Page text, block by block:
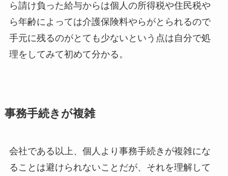
ら請け負った給与からは個人の所得税や住民税や
ら年齢によっては介護保険料やらがとられるので
手元に残るのがとても少ないという点は自分で処
理をしてみて初めて分かる。
事務手続きが複雑
会社である以上、個人より事務手続きが複雑にな
ることは避けられないことだが、それを理解して